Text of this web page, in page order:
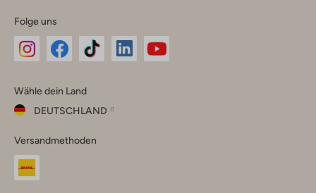
Folge uns
Instagram
Facebook
TikTok
Wähle dein Land
DEUTSCHLAND
dein
Land
Versandmethoden